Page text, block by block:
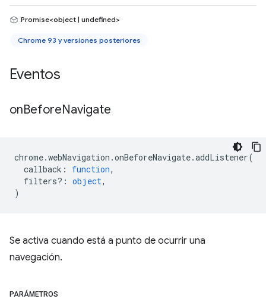
Promise<object | undefined>
Chrome 93 y versiones posteriores
Eventos
onBeforeNavigate
chrome.webNavigation .onBeforeNavigate.addListener(
callback : function,
filters? : object,
)
Se activa cuando está a punto de ocurrir una
navegación.
PARÁMETROS